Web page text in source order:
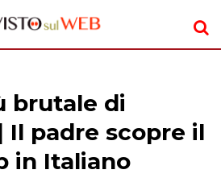
brutale di
padre scopre il
in Italiano